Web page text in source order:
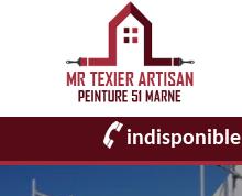
indisponible